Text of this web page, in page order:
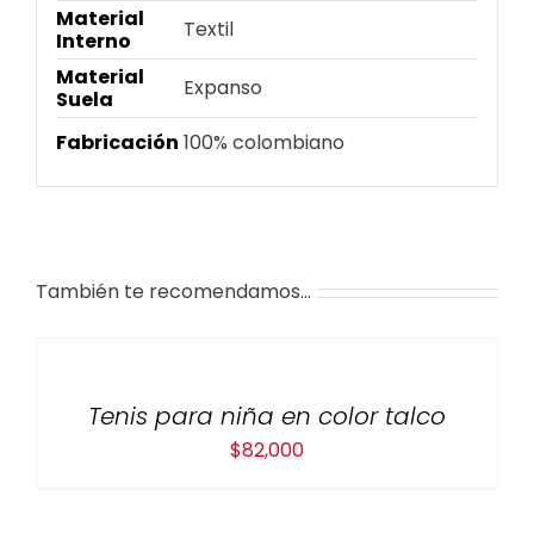
Material
Interno
Textil
Material
Suela
Expanso
Fabricación 100% colombiano
También te recomendamos…
Tenis para niña en color talco
$82,000